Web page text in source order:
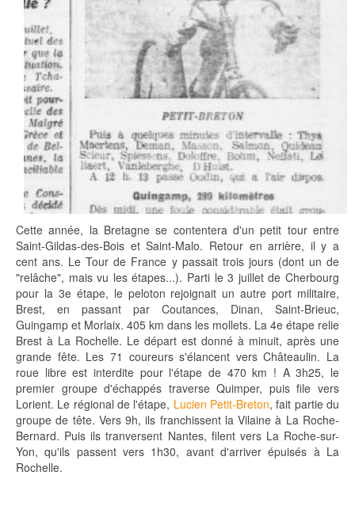
Cette année, la Bretagne se contentera d'un petit tour entre
Saint-Gildas-des-Bois et Saint-Malo. Retour en arrière, il y a
cent ans. Le Tour de France y passait trois jours (dont un de
"relâche", mais vu les étapes...). Parti le 3 juillet de Cherbourg
pour la 3e étape, le peloton rejoignait un autre port militaire,
Brest, en passant par Coutances, Dinan, Saint-Brieuc,
Guingamp et Morlaix. 405 km dans les mollets. La 4e étape relie
Brest à La Rochelle. Le départ est donné à minuit, après une
grande fête. Les 71 coureurs s'élancent vers Châteaulin. La
roue libre est interdite pour l'étape de 470 km ! A 3h25, le
premier groupe d'échappés traverse Quimper, puis file vers
Lorient. Le régional de l'étape, Lucien Petit-Breton, fait partie du
groupe de tête. Vers 9h, ils franchissent la Vilaine à La Roche-
Bernard. Puis ils tranversent Nantes, filent vers La Roche-sur-
Yon, qu'ils passent vers 1h30, avant d'arriver épuisés à La
Rochelle.